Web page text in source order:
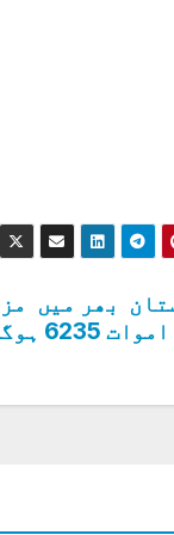
بھر میں